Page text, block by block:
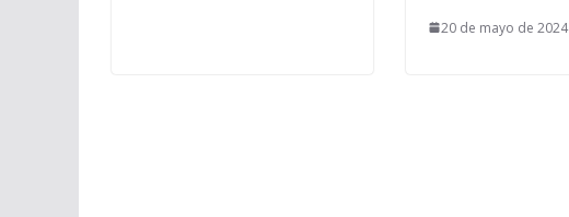
20 de mayo de 2024